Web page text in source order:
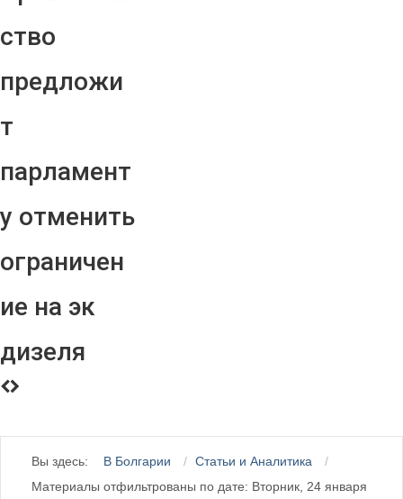
ство
предложи
т
парламент
у отменить
ограничен
ие на эк
дизеля
Вы здесь: В Болгарии
Статьи и Аналитика
Материалы отфильтрованы по дате: Вторник, 24 января